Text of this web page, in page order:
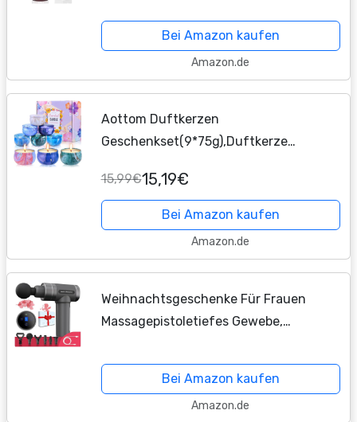
Lustige Geschenke Weinliebhaber
Männer Mama Weinglas Geschenke...
Bei Amazon kaufen
Amazon.de
Aottom Duftkerzen
Geschenkset(9*75g),Duftkerze
Frauen,Natürliches Sojawachs Aroma
Kerzen Duftkerzen Weihnachten
Teelichter...
15,99€15,19€
Bei Amazon kaufen
Amazon.de
Weihnachtsgeschenke Für Frauen
Massagepistoletiefes Gewebe,
Rücken/Nacken/Bein, mit 6
austauschbaren Köpfen, 5
Geschwindigkeiten
Bei Amazon kaufen
Amazon.de